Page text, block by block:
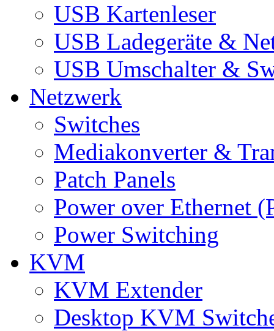
USB Kartenleser
USB Ladegeräte &
USB Umschalter &
Netzwerk
Switches
Mediakonverter &
Patch Panels
Power over Ethernet
Power Switching
KVM
KVM Extender
Desktop KVM